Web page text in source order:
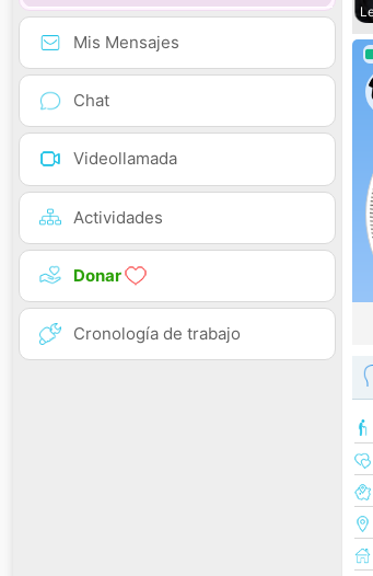
Mis Mensajes
Chat
Videollamada
Actividades
Donar
Cronología de trabajo